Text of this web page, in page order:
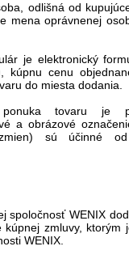
odlišná od
mena oprávnenej
je elektronický
kúpnu cenu
do miesta dodania.
tovaru je
a obrázové
sú účinné
WENIX
zmluvy,
WENIX.